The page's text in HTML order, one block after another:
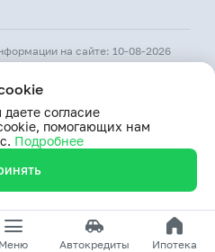
Меню Автокредиты Ипотека
на сайте: 10-08-2026
1991 г.
сайта ссылка на веб-сайт
я выражаю согласие
данных
согласие
помогающих нам
Подробнее